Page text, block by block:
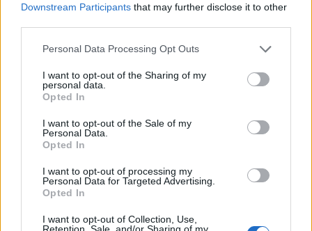
Downstream Participants that may further disclose it to other
Please note that this website/app uses one or more Google
not limited to your visit or usage behaviour. You may click to
grant or deny consent to Google and its third-party tags to
use your data for below specified purposes in below Google
consent section.
Personal Data Processing Opt Outs
I want to opt-out of the Sharing of my
personal data.
Opted In
I want to opt-out of the Sale of my
Personal Data.
Opted In
I want to opt-out of processing my
Personal Data for Targeted Advertising.
Opted In
I want to opt-out of Collection, Use,
Retention, Sale, and/or Sharing of my
tul, tricot sau jerse. Piesele dincolectia Moja
Attitudeaccentueaza toate aspectele feminitatii:
senzualitate, mister, pretiozitate, imaginatie si le
insufla putere, energie si atitudine.
Mixul surprinzator de texturi, croielile
indraznete, accesorizarea cu tinte si franjuri si
gama cromatica ce pleaca de la argintiu rece si
ciclamen aprins pana la tonuri inchise de
verde, gri si negru, dau forma unor piese
young-fresh, potrivite personalitatilor